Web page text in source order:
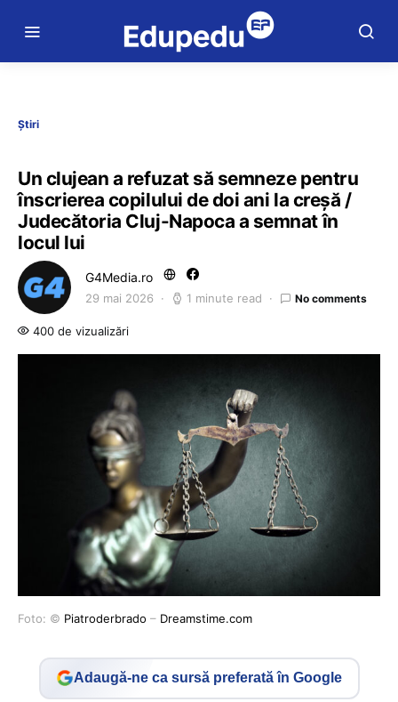
Știri
Un clujean a refuzat să semneze pentru
înscrierea copilului de doi ani la creșă /
Judecătoria Cluj-Napoca a semnat în
locul lui
G4Media.ro
29 mai 2026 1 minute read No comments
400 de vizualizări
Foto: © Piatroderbrado – Dreamstime.com
Adaugă-ne ca sursă preferată în Google